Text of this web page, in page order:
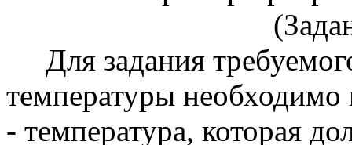
(Задание
Для задания
температуры
- температура, которая